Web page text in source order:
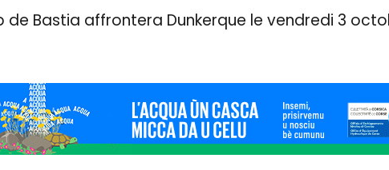
de Bastia affrontera Dunkerque le vendredi 3